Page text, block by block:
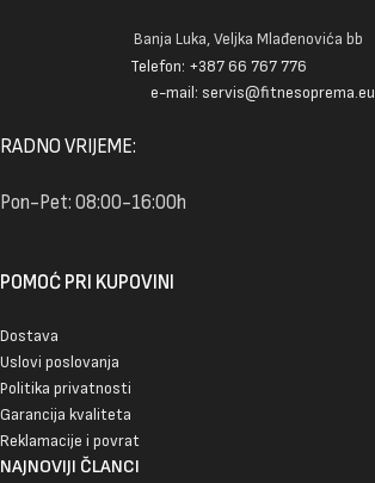
Banja Luka, Veljka Mlađenovića bb
Telefon: +387 66 767 776
e-mail: servis@fitnesoprema.eu
RADNO VRIJEME:
Pon-Pet: 08:00-16:00h
POMOĆ PRI KUPOVINI
Dostava
Uslovi poslovanja
Politika privatnosti
Garancija kvaliteta
Reklamacije i povrat
NAJNOVIJI ČLANCI